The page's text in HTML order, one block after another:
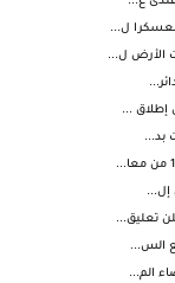
ل...
الأرض ل...
إطلاق ...
بد...
إل...
تعليق...
الس...
الم...